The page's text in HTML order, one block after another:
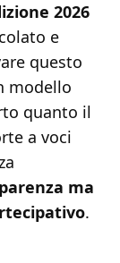
2026
e
questo
modello
quanto il
a voci
ma
.